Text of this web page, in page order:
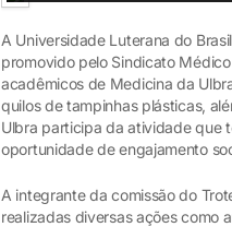
A Universidade Luterana do
promovido pelo Sindicato
acadêmicos de Medicina da
quilos de tampinhas plásticas,
Ulbra participa da atividade que
oportunidade de engajamento
A integrante da comissão do
realizadas diversas ações como